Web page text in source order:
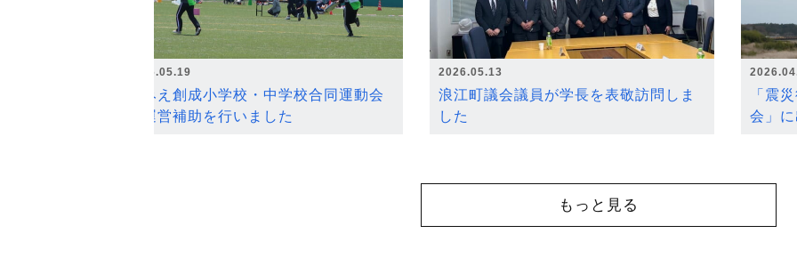
2026.05.19
なみえ創成小学校・中学校合同運動会
の運営補助を行いました
2026.05.13
浪江町議会議員が学長を表敬訪問しま
した
「震
会」
もっと見る